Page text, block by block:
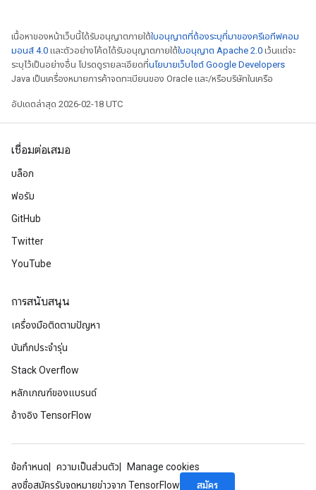
เนื้อหาของหน้าเว็บนี้ได้รับอนุญาตภายใต้ใบอนุญาตที่ต้องระบุที่มาของครีเอทีฟคอม
มอนส์ 4.0 และตัวอย่างโค้ดได้รับอนุญาตภายใต้ใบอนุญาต Apache 2.0 เว้นแต่จะ
ระบุไว้เป็นอย่างอื่น โปรดดูรายละเอียดที่นโยบายเว็บไซต์ Google Developers
Java เป็นเครื่องหมายการค้าจดทะเบียนของ Oracle และ/หรือบริษัทในเครือ
อัปเดตล่าสุด 2026-02-18 UTC
เชื่อมต่อเสมอ
บล็อก
ฟอรัม
GitHub
Twitter
YouTube
การสนับสนุน
เครื่องมือติดตามปัญหา
บันทึกประจำรุ่น
Stack Overflow
หลักเกณฑ์ของแบรนด์
อ้างอิง TensorFlow
ข้อกำหนด ความเป็นส่วนตัว
Manage cookies
ลงชื่อสมัครรับจดหมายข่าวจาก TensorFlow
สมัคร